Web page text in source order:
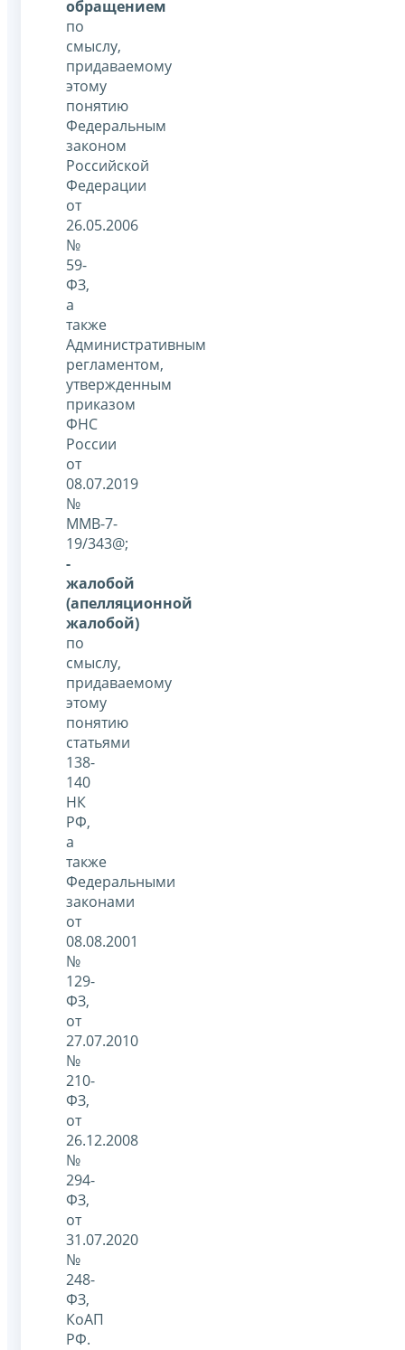
обращением
по
смыслу,
придаваемому
этому
понятию
Федеральным
законом
Российской
Федерации
от
26.05.2006
№
59-
ФЗ,
а
также
Административным
регламентом,
утвержденным
приказом
ФНС
России
от
08.07.2019
№
ММВ-7-
19/343@;
-
жалобой
(апелляционной
жалобой)
по
смыслу,
придаваемому
этому
понятию
статьями
138-
140
НК
РФ,
а
также
Федеральными
законами
от
08.08.2001
№
129-
ФЗ,
от
27.07.2010
№
210-
ФЗ,
от
26.12.2008
№
294-
ФЗ,
от
31.07.2020
№
248-
ФЗ,
КоАП
РФ.